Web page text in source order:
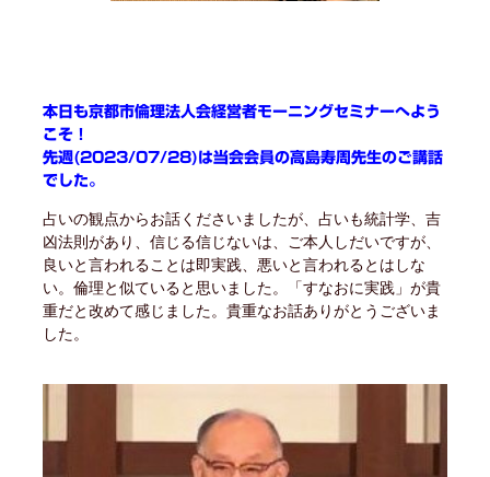
本日も京都市倫理法人会経営者モーニングセミナーへよう
こそ！
先週(2023/07/28)は当会会員の高島寿周先生のご講話
でした。
占いの観点からお話くださいましたが、占いも統計学、吉
凶法則があり、信じる信じないは、ご本人しだいですが、
良いと言われることは即実践、悪いと言われるとはしな
い。倫理と似ていると思いました。「すなおに実践」が貴
重だと改めて感じました。貴重なお話ありがとうございま
した。